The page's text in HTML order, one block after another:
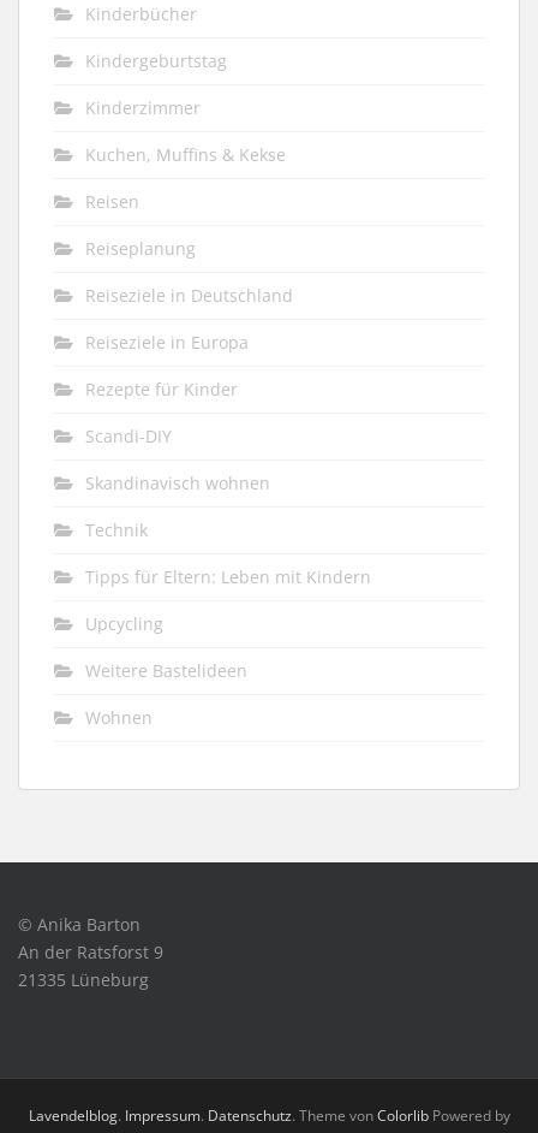
Kinderbücher
Kindergeburtstag
Kinderzimmer
Kuchen, Muffins & Kekse
Reisen
Reiseplanung
Reiseziele in Deutschland
Reiseziele in Europa
Rezepte für Kinder
Scandi-DIY
Skandinavisch wohnen
Technik
Tipps für Eltern: Leben mit Kindern
Upcycling
Weitere Bastelideen
Wohnen
© Anika Barton
An der Ratsforst 9
21335 Lüneburg
Lavendelblog. Impressum. Datenschutz. Theme vonColorlibPowered by